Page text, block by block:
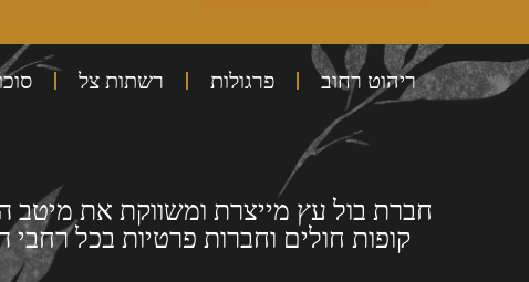
ריהוט רחוב פרגולות רשתות צל
חברת בול עץ מייצרת ומשווקת את מיטב
קופות חולים וחברות פרטיות בכל